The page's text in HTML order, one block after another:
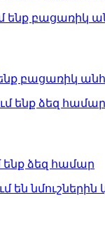
բացառիկ
ձեզ համար